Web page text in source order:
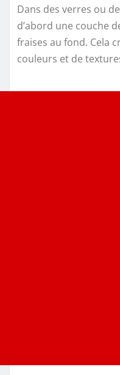
Dans des verres ou
d’abord une couche
fraises au fond. Cela
couleurs et de